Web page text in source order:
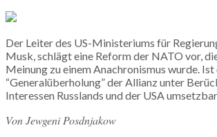
Der Leiter des US-Ministeriums für
Musk, schlägt eine Reform der NATO vor,
Meinung zu einem Anachronismus wurde. Ist
“Generalüberholung” der Allianz unter
Interessen Russlands und der USA
Von Jewgeni Posdnjakow